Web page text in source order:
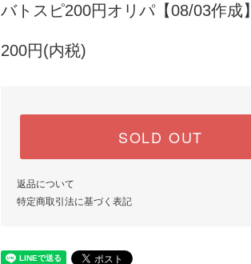
バトスピ200円オリパ【08/03作成】
200円(内税)
SOLD OUT
返品について
特定商取引法に基づく表記